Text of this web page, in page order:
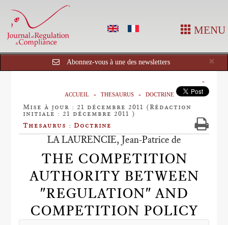
MENU
×
Abonnez-vous à une des newsletters
ACCUEIL THESAURUS DOCTRINE
Mise à jour : 21 décembre 2011 (Rédaction
initiale : 21 décembre 2011 )
Thesaurus : Doctrine
LA LAURENCIE, Jean-Patrice de
THE COMPETITION
AUTHORITY BETWEEN
"REGULATION" AND
COMPETITION POLICY